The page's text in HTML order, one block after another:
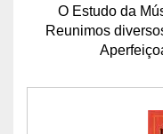
O Estudo da
Reunimos